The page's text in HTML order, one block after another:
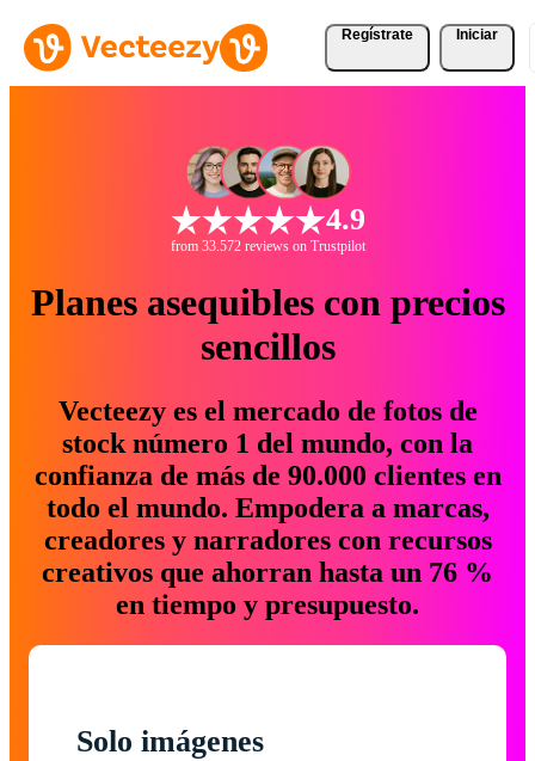
Regístrate Iniciar
4.9
from 33.572 reviews on Trustpilot
Planes asequibles con precios
sencillos
Vecteezy es el mercado de fotos de
stock número 1 del mundo, con la
confianza de más de 90.000 clientes en
todo el mundo. Empodera a marcas,
creadores y narradores con recursos
creativos que ahorran hasta un 76 %
en tiempo y presupuesto.
Solo imágenes